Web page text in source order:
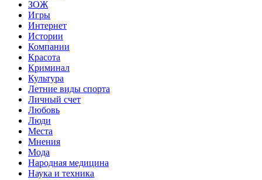
ЗОЖ
Игры
Интернет
Истории
Компании
Красота
Криминал
Культура
Летние виды спорта
Личный счет
Любовь
Люди
Места
Мнения
Мода
Народная медицина
Наука и техника